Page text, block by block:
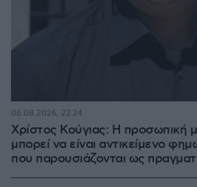
Χρίστος Κούγιας: Η προσωπική
μπορεί να είναι αντικείμενο
που παρουσιάζονται ως
06.08.2026, 22:24